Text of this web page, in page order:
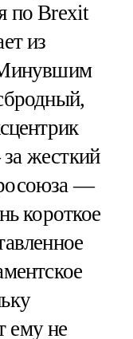
по Brexit
из
Минувшим
жесткий
—
короткое
ему не